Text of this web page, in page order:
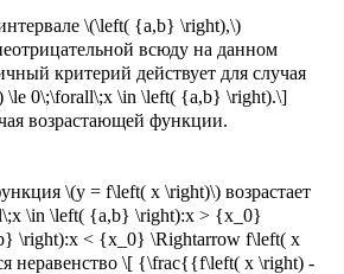
\(\left( {a,b} \right),\)
всюду на данном
критерий действует для случая
\le 0\;\forall\;x \in \left( {a,b} \right).\]
возрастающей функции.
\(y = f\left( x \right)\) возрастает
\in \left( {a,b} \right):x > {x_0}
\right):x < {x_0} \Rightarrow f\left( x
неравенство \[ {\frac{{f\left( x \right) -